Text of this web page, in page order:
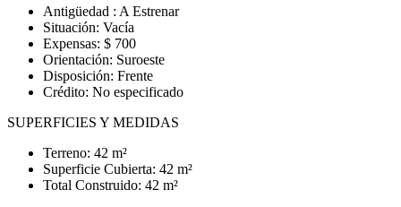
Antigüedad : A Estrenar
Situación: Vacía
Expensas: $ 700
Orientación: Suroeste
Disposición: Frente
Crédito: No especificado
SUPERFICIES Y MEDIDAS
Terreno: 42 m²
Superficie Cubierta: 42 m²
Total Construido: 42 m²